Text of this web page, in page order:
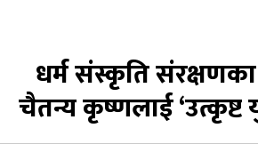
धर्म संस्कृति
चैतन्य कृष्णलाई ‘उत्कृष्ट